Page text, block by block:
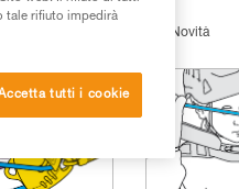
Novità
tale rifiuto impedirà
tutti i cookie